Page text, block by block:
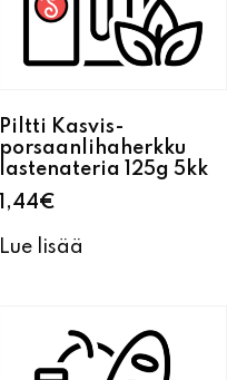
Piltti Kasvis-
porsaanlihaherkku
lastenateria 125g 5kk
1,44€
Lue lisää